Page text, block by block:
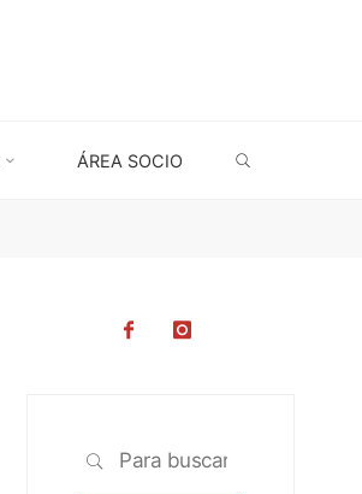
ÁREA SOCIO
BUSCAR